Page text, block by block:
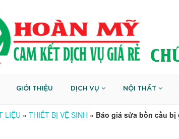
GIỚI THIỆU DỊCH VỤ NỘI THẤT
LIỆU » THIẾT BỊ VỆ SINH » Báo giá sửa bồn cầu bị